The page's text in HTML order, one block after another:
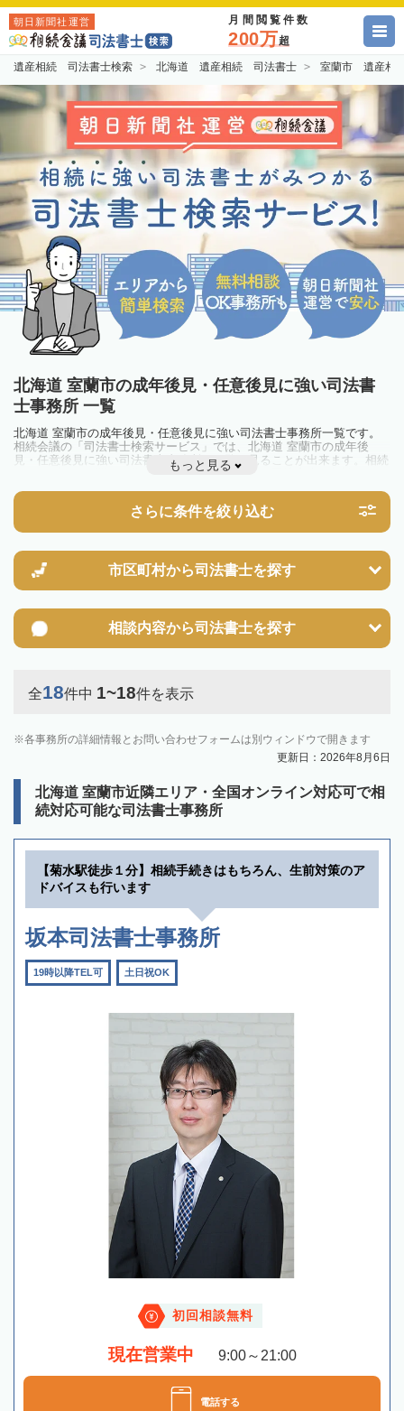
朝日新聞社運営 月間閲覧件数
200万超
遺産相続 司法書士検索 北海道 遺産相続 司法書士 室蘭市 遺産相
北海道 室蘭市の成年後見・任意後見に強い司法書
士事務所 一覧
北海道 室蘭市の成年後見・任意後見に強い司法書士事務所一覧です。
相続会議の「司法書士検索サービス」では、北海道 室蘭市の成年後
見・任意後見に強い司法書士事務所を一覧で見ることが出来ます。相続
のトラブルやお悩みを抱えている方は一度近隣の司法書士に相談してみ
もっと見る
さらに条件を絞り込む
市区町村から司法書士を探す
相談内容から司法書士を探す
全18件中 1~18件を表示
各事務所の詳細情報とお問い合わせフォームは別ウィンドウで開きます
更新日：2026年8月6日
北海道 室蘭市近隣エリア・全国オンライン対応可で相
続対応可能な司法書士事務所
【菊水駅徒歩１分】相続手続きはもちろん、生前対策のア
ドバイスも行います
坂本司法書士事務所
19時以降TEL可 土日祝OK
初回相談無料
現在営業中 9:00～21:00
電話する